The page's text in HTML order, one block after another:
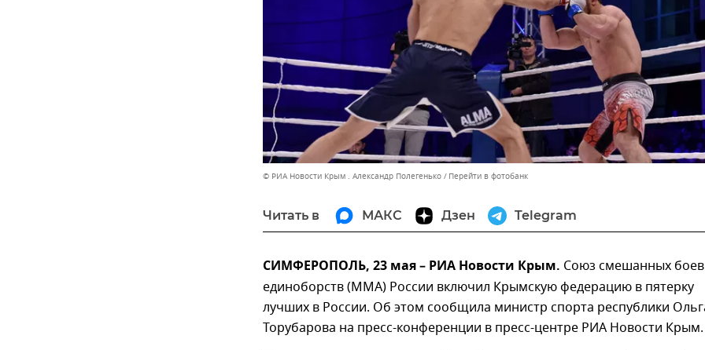
© РИА Новости Крым . Александр Полегенько Перейти в фотобанк
Читать в МАКС Дзен Telegram
СИМФЕРОПОЛЬ, 23 мая – РИА Новости Крым. Союз смешанных
единоборств (ММА) России включил Крымскую федерацию в пятерку
лучших в России. Об этом сообщила министр спорта республики
Торубарова на пресс-конференции в пресс-центре РИА Новости Крым.